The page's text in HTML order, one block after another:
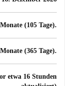
(105 Tage).
(365 Tage).
etwa 16 Stunden